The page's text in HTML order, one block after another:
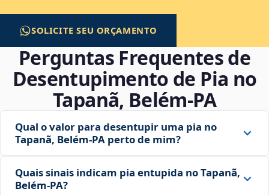
SOLICITE SEU ORÇAMENTO
Perguntas Frequentes de
Desentupimento de Pia no
Tapanã, Belém‑PA
Qual o valor para desentupir uma pia no
Tapanã, Belém‑PA perto de mim?
Quais sinais indicam pia entupida no Tapanã,
Belém‑PA?